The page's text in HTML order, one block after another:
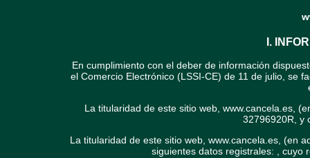
I.
En cumplimiento con el deber de información
el Comercio Electrónico (LSSI-CE) de 11 de julio, se
La titularidad de este sitio web, www.cancela.es,
32796920R, y
La titularidad de este sitio web, www.cancela.es, (en
siguientes datos registrales: , cuyo